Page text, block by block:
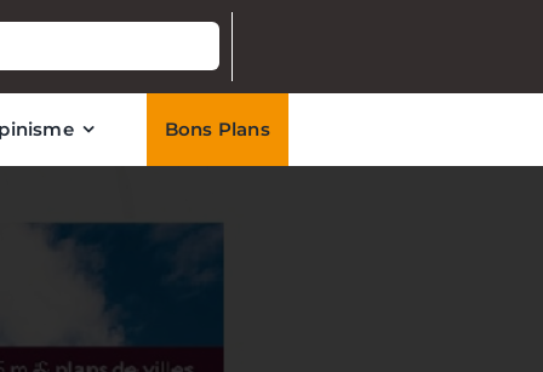
Bons Plans